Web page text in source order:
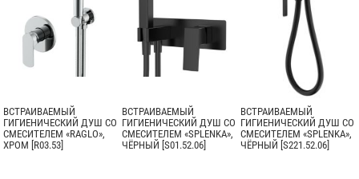
ВСТРАИВАЕМЫЙ
ГИГИЕНИЧЕСКИЙ ДУШ СО
СМЕСИТЕЛЕМ «RAGLO»,
ХРОМ [R03.53]
ВСТРАИВАЕМЫЙ
ГИГИЕНИЧЕСКИЙ ДУШ СО
СМЕСИТЕЛЕМ «SPLENKA»,
ЧЁРНЫЙ [S01.52.06]
ВСТРАИВАЕМЫЙ
ГИГИЕНИЧЕСКИЙ ДУШ СО
СМЕСИТЕЛЕМ «SPLENKA»,
ЧЁРНЫЙ [S221.52.06]